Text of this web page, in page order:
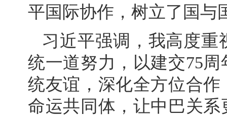
平国际协作，树立了国与
习近平强调，我高度
统一道努力，以建交75
统友谊，深化全方位合
命运共同体，让中巴关